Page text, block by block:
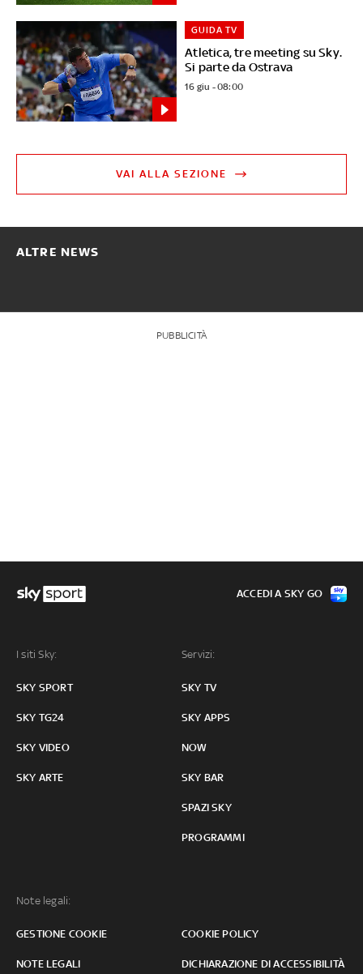
Atletica, tre meeting su Sky.
Si parte da Ostrava
GUIDA TV
16 giu - 08:00
VAI ALLA SEZIONE
ALTRE NEWS
PUBBLICITÀ
I siti Sky:
SKY SPORT
SKY TG24
SKY VIDEO
SKY ARTE
Servizi:
SKY TV
SKY APPS
NOW
SKY BAR
SPAZI SKY
PROGRAMMI
Note legali:
GESTIONE COOKIE COOKIE POLICY
NOTE LEGALI DICHIARAZIONE DI ACCESSIBILITÀ
ACCEDI A SKY GO